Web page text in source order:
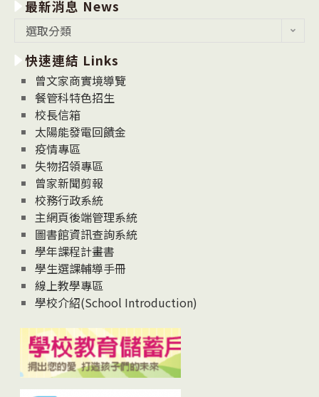
最新消息 News
消
息
News
選取分類
快速連結 Links
曾文家商實境導覽
餐管科特色招生
校長信箱
太陽能發電回饋金
疫情專區
失物招領專區
曾家新聞剪報
校務行政系統
主網頁後端管理系統
圖書館資訊查詢系統
學年課程計畫書
學生選課輔導手冊
線上教學專區
學校介紹(School Introduction)